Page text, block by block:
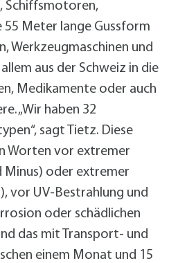
Schiffsmotoren,
55 Meter lange Gussform
Werkzeugmaschinen und
aus der Schweiz in die
Medikamente oder auch
„Wir haben 32
sagt Tietz. Diese
Worten vor extremer
Minus) oder extremer
vor UV-Bestrahlung und
oder schädlichen
das mit Transport- und
einem Monat und 15